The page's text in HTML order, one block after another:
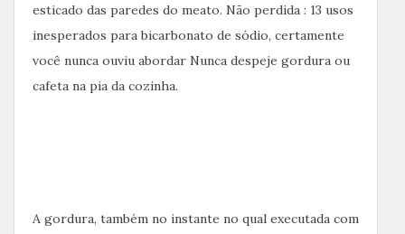
esticado das paredes do meato. Não perdida : 13 usos
inesperados para bicarbonato de sódio, certamente
você nunca ouviu abordar Nunca despeje gordura ou
cafeta na pia da cozinha.
A gordura, também no instante no qual executada com